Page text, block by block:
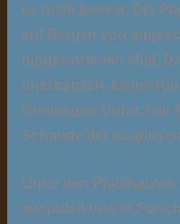
es nicht besser. Die
auf Bergen von
hingeworfenen Müll.
unerträglich, kleine
Unmengen Unrat, hier
Schande der
Unter den
auspulen und in